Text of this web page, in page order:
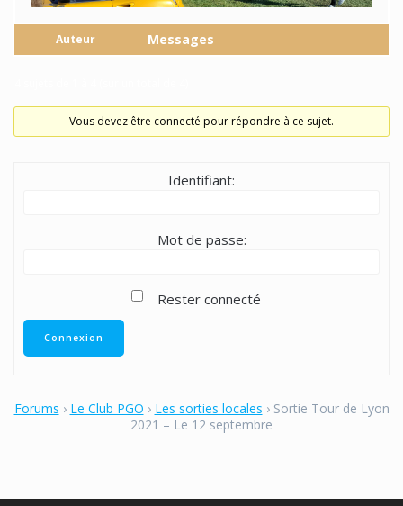
Auteur Messages
Vous devez être connecté pour répondre à ce sujet.
Identifiant:
Mot de passe:
Rester connecté
Connexion
Forums › Le Club PGO › Les sorties locales › Sortie Tour de Lyon
2021 – Le 12 septembre